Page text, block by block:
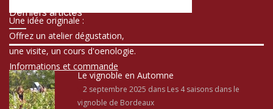
Une idée originale :
Offrez un atelier dégustation,
une visite, un cours d'oenologie.
Informations et commande
Derniers articles
Le vignoble en Automne
2 septembre 2025 dans Les 4 saisons dans le
vignoble de Bordeaux